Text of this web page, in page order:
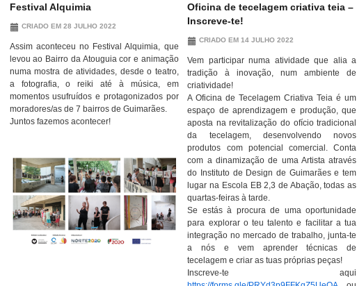
Festival Alquimia
CRIADO EM 28 JULHO 2022
Assim aconteceu no Festival Alquimia, que
levou ao Bairro da Atouguia cor e animação
numa mostra de atividades, desde o teatro,
a fotografia, o reiki até à música, em
momentos usufruídos e protagonizados por
moradores/as de 7 bairros de Guimarães.
Juntos fazemos acontecer!
Oficina de tecelagem criativa teia –
Inscreve-te!
CRIADO EM 14 JULHO 2022
Vem participar numa atividade que alia a
tradição à inovação, num ambiente de
criatividade!
A Oficina de Tecelagem Criativa Teia é um
espaço de aprendizagem e produção, que
aposta na revitalização do ofício tradicional
da tecelagem, desenvolvendo novos
produtos com potencial comercial. Conta
com a dinamização de uma Artista através
do Instituto de Design de Guimarães e tem
lugar na Escola EB 2,3 de Abação, todas as
quartas-feiras à tarde.
Se estás à procura de uma oportunidade
para explorar o teu talento e facilitar a tua
integração no mercado de trabalho, junta-te
a nós e vem aprender técnicas de
tecelagem e criar as tuas próprias peças!
Inscreve-te aqui